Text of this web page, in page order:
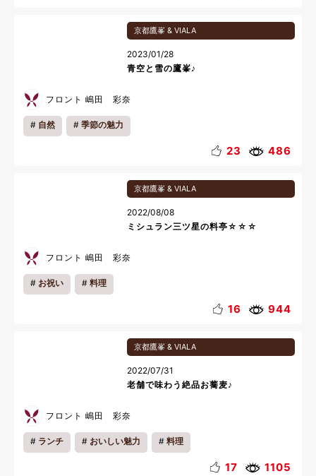
京都鷹峯 & VIALA
2023/01/28
青空と雪の鷹峯♪
フロント 嶋田 彩奈
自然 季節の魅力
23 486
京都鷹峯 & VIALA
2022/08/08
ミシュラン三ツ星の料亭☆☆☆
フロント 嶋田 彩奈
お祝い 料理
16 944
京都鷹峯 & VIALA
2022/07/31
老舗で味わう絶品お蕎麦♪
フロント 嶋田 彩奈
ランチ おいしい魅力 料理
17 1105